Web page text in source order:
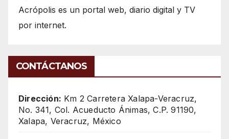
Acrópolis es un portal web, diario digital y TV
por internet.
CONTÁCTANOS
Dirección: Km 2 Carretera Xalapa-Veracruz,
No. 341, Col. Acueducto Ánimas, C.P. 91190,
Xalapa, Veracruz, México